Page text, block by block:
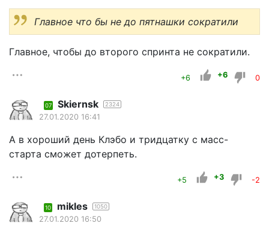
Главное что бы не до пятнашки сократили
Главное, чтобы до второго спринта не сократили.
+6 +6 0
07 Skiernsk 2324
27.01.2020 16:41
А в хороший день Клэбо и тридцатку с масс-
старта сможет дотерпеть.
+5 +3 -2
10 mikles 1050
27.01.2020 16:50